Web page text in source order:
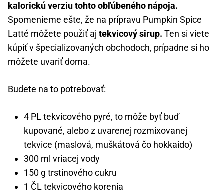
kalorickú verziu tohto obľúbeného nápoja.
Spomenieme ešte, že na prípravu Pumpkin Spice
Latté môžete použiť aj tekvicový sirup. Ten si viete
kúpiť v špecializovaných obchodoch, prípadne si ho
môžete uvariť doma.
Budete na to potrebovať:
4 PL tekvicového pyré, to môže byť buď
kupované, alebo z uvarenej rozmixovanej
tekvice (maslová, muškátová čo hokkaido)
300 ml vriacej vody
150 g trstinového cukru
1 ČL tekvicového korenia